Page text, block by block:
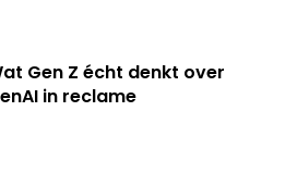
Gen Z écht denkt over
in reclame